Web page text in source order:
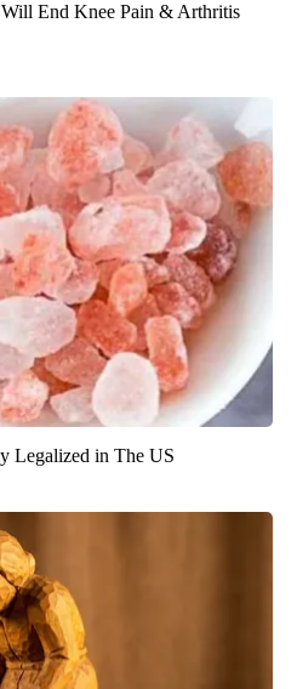
End Knee Pain & Arthritis
Legalized in The US